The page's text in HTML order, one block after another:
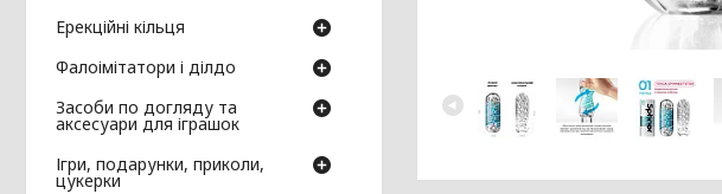
Ерекційні кільця
Фалоімітатори і ділдо
Засоби по догляду та
аксесуари для іграшок
Ігри, подарунки, приколи,
цукерки